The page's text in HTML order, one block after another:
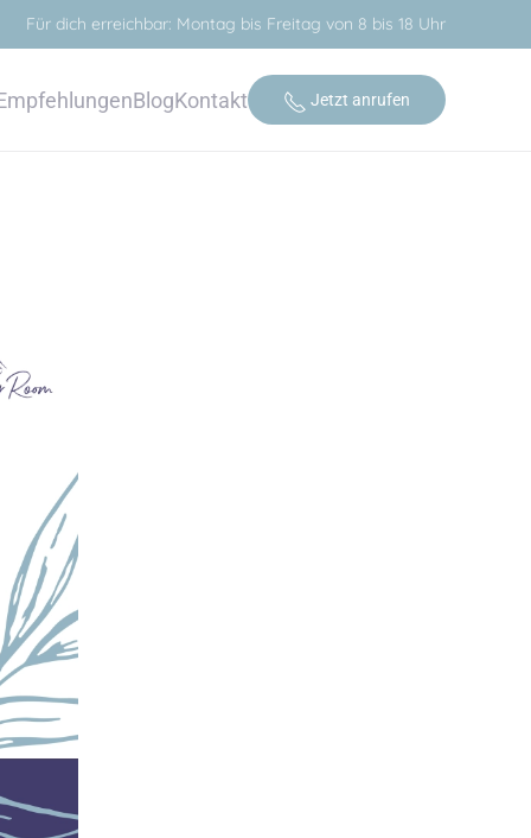
Für dich erreichbar: Montag bis Freitag von 8 bis 18 Uhr
BlogKontakt Jetzt anrufen